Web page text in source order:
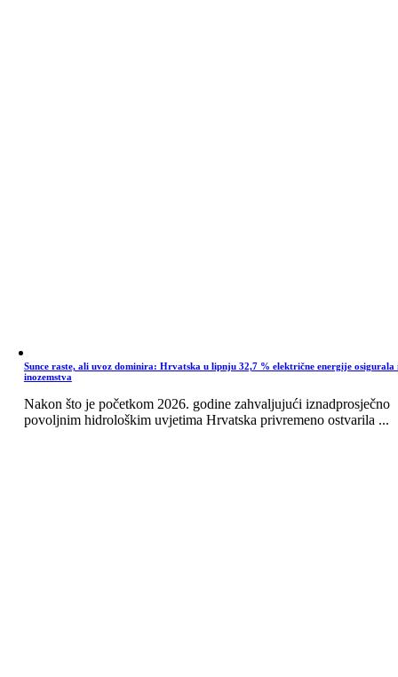
Sunce raste, ali uvoz dominira: Hrvatska u lipnju 32,7 % električne energije osigurala
inozemstva
Nakon što je početkom 2026. godine zahvaljujući iznadprosječno
povoljnim hidrološkim uvjetima Hrvatska privremeno ostvarila ...